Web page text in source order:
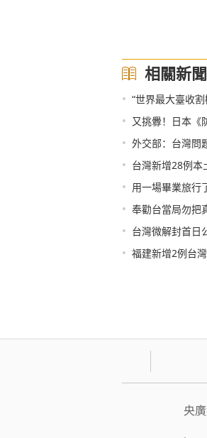
相關新聞
• “世界最大臺收
• 又挑釁！日本《
• 外交部：台灣問
• 台灣新增28例本
• 用一場畢業旅行
• 奉勸台當局勿把
• 台灣微解封首日
• 福建新增2例台
央